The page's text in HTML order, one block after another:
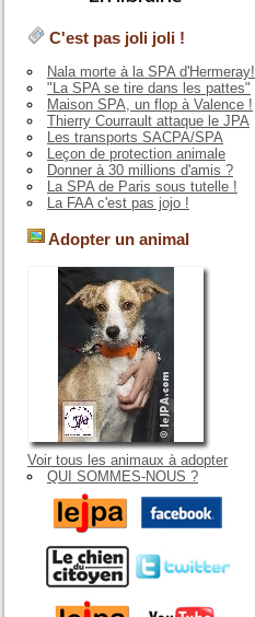
C'est pas joli joli !
Nala morte à la SPA d'Hermeray!
"La SPA se tire dans les pattes"
Maison SPA, un flop à Valence !
Thierry Courrault attaque le JPA
Les transports SACPA/SPA
Leçon de protection animale
Donner à 30 millions d'amis ?
La SPA de Paris sous tutelle !
La FAA c'est pas jojo !
Adopter un animal
Voir tous les animaux à adopter
QUI SOMMES-NOUS ?